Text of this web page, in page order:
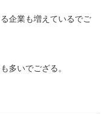
企業も増えているでご
多いでござる。